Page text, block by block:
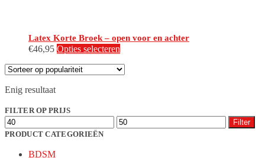
Latex Korte Broek – open voor en achter
€46,95 Opties selecteren
heeft
kan
Enig resultaat
FILTER OP PRIJS
Min.
prijs
Max.
prijs
Filter
PRODUCT CATEGORIEËN
BDSM